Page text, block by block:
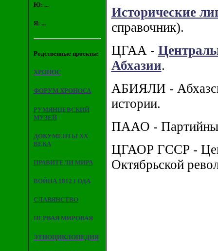
Ю: ...
Я: ...
Родственные проекты:
ХРОНОС
ФОРУМ ХРОНОСА
РУМЯНЦЕВСКИЙ
МУЗЕЙ
ДОКУМЕНТЫ XX
ВЕКА
ПРАВИТЕЛИ МИРА
ВОЙНА 1812 ГОДА
СЛАВЯНСТВО
ПЕРВАЯ МИРОВАЯ
ЭТНОЦИКЛОПЕДИЯ
Исторические
справочник).
ЦГАА -
Абхазии.
АБИЯЛИ -
истории.
ПААО -
ЦГАОР ГССР -
Октябрьской